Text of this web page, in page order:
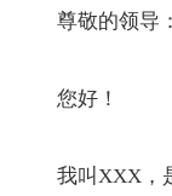
尊敬的领导：
您好！
我叫XXX，